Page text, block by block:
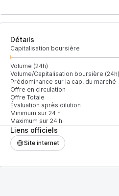
Détails
Capitalisation boursière
Volume (24h)
Volume/Capitalisation boursière (24h)
Prédominance sur la cap. du marché
Offre en circulation
Offre Totale
Évaluation après dilution
Minimum sur 24 h
Maximum sur 24 h
Liens officiels
Site internet
% du volume Confiance
100 %